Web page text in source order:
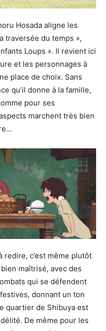
Hosada aligne les
traversée du temps »,
Loups ». Il revient ici
et les personnages à
place de choix. Sans
qu’il donne à la famille,
pour ses
marchent très bien
redire, c’est même plutôt
maîtrisé, avec des
qui se défendent
donnant un ton
quartier de Shibuya est
De même pour les